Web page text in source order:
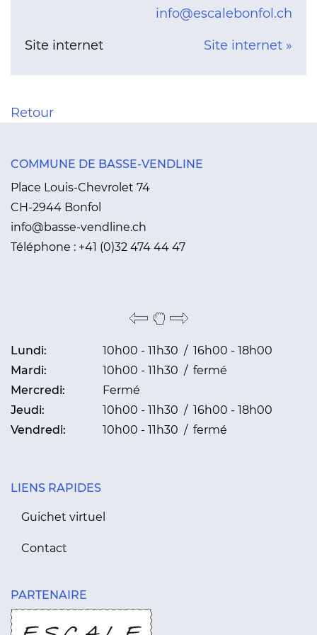
info@escalebonfol.ch
Site internet Site internet »
Retour
COMMUNE DE BASSE-VENDLINE
Place Louis-Chevrolet 74
CH-2944 Bonfol
info@basse-vendline.ch
Téléphone : +41 (0)32 474 44 47
Lundi:
10h00 - 11h30 / 16h00 - 18h00
Mardi:
10h00 - 11h30 / fermé
Mercredi:
Fermé
Jeudi:
10h00 - 11h30 / 16h00 - 18h00
Vendredi:
10h00 - 11h30 / fermé
LIENS RAPIDES
Guichet virtuel
Contact
PARTENAIRE